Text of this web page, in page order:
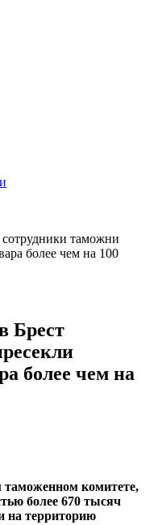
таможни
более чем на 100
Брест
более чем на
таможенном комитете,
более 670 тысяч
на территорию